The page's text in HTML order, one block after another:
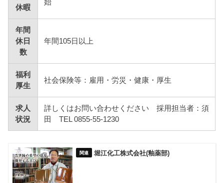
休暇
始
年間
休日
数
年間105日以上
福利
厚生
社会保険等：雇用・労災・健康・厚生
求人
状況
詳しくはお問い合わせください 採用担当者：須
田 TEL 0855-55-1230
堀江化工株式会社(釉薬部)